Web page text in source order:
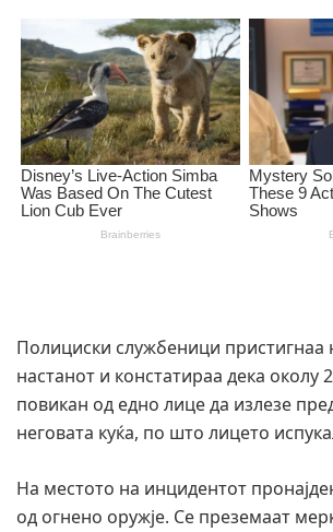
Полициски службеници пристигнаа
настанот и констатираа дека околу
повикан од едно лице да излезе
неговата куќа, по што лицето
На местото на инцидентот
од огнено оружје. Се преземаат